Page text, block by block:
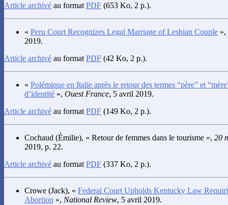
Article archivé au format PDF (653 Ko, 2 p.).
« Peru Court Recognizes Legal Marriage of Lesbian Couple »,
2019.
Article archivé au format PDF (42 Ko, 2 p.).
« Polémique en Italie après le retour des termes “père” et
d’identité », Ouest France, 5 avril 2019.
Article archivé au format PDF (149 Ko, 2 p.).
Cochaud (Émilie), « Retour de femmes dans le tourisme », 20
2019, p. 22.
Article archivé au format PDF (337 Ko, 2 p.).
Crowe (Jack), « Federal Court Upholds Kentucky Law
Abortion », National Review, 5 avril 2019.